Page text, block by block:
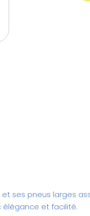
ses pneus larges
élégance et facilité.